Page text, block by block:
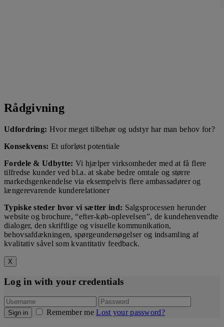
Rådgivning
Udfordring: Hvor meget tilbehør og udstyr har man behov for?
Konsekvens: Et uforløst potentiale
Fordele & Udbytte: Vi hjælper virksomheder med at få flere
tilfredse kunder ved bl.a. at skabe bedre omtale og større
markedsgenkendelse via eksempelvis flere ambassadører og
længerevarende kunderelationer
Typiske steder hvor vi sætter ind: Salgsprocessen herunder
website og brochure, “efter-køb-oplevelsen”, de kundehenvendte
dialoger, den skriftlige og visuelle kommunikation,
behovsafdækningen, spørgeundersøgelser og indsamling af
kvalitativ såvel som kvantitativ feedback.
X
Log in with your credentials
Sign in Remember meLost your password?